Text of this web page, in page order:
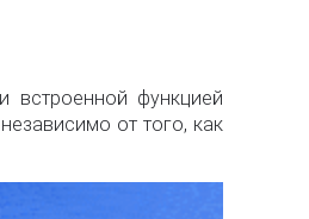
встроенной функцией
от того, как